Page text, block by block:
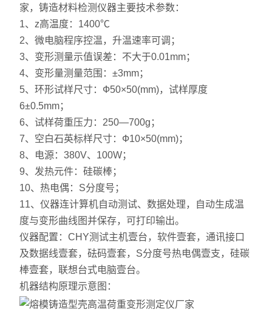
家，铸造材料检测仪器主要技术参数：
1、z高温度： 1400℃
2、微电脑程序控温，升温速率可调；
3、变形测量示值误差：不大于0.01mm；
4、变形量测量范围：±3mm；
5、环形试样尺寸：Ф50×50(mm)，试样厚度
6±0.5mm；
6、试样荷重压力： 250—700g ；
7、空白石英标样尺寸：Ф10×50(mm)；
8、电源：380V、 100W；
9、发热元件：硅碳棒；
10、热电偶：S分度号；
11、仪器连计算机自动测试、数据处理，自动生成温
度与变形曲线图并保存，可打印输出。
仪器配置：CHY测试主机壹台，软件壹套，通讯接口
及数据线壹套，砝码壹套， S分度号热电偶壹支，硅碳
棒壹套，联想台式电脑壹台。
机器结构原理示意图：